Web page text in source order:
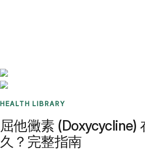
HEALTH LIBRARY
屈他黴素 (Doxycycline)
久？完整指南